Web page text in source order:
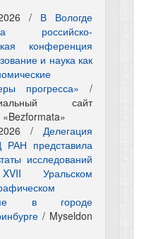
/ В Вологде
российско-
конференция
и наука как
прогресса» /
сайт
«Bezformata»
/ Делегация
РАН представила
исследований
Уральском
в городе
/ Myseldon